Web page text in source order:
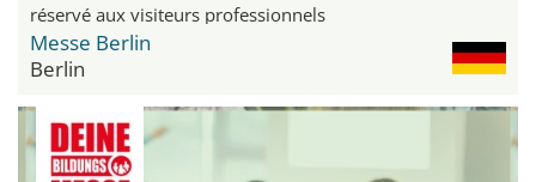
réservé aux visiteurs professionnels
Messe Berlin
Berlin